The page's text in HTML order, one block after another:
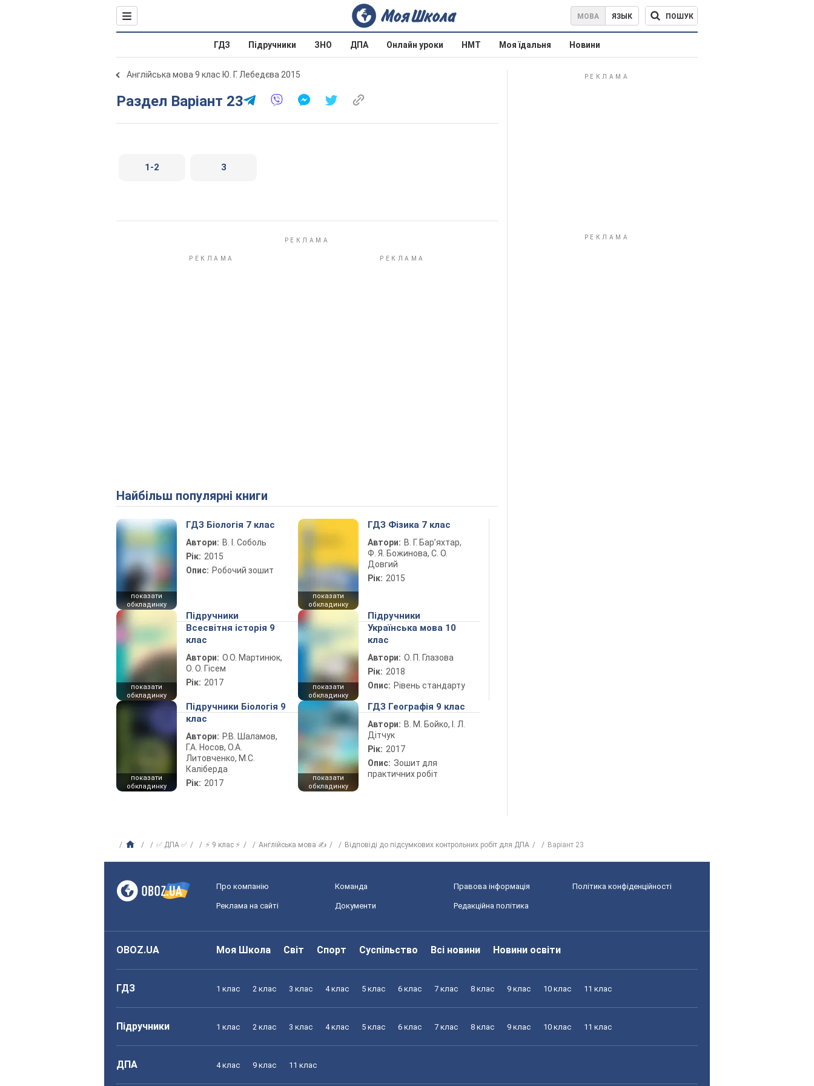
МОВА ЯЗЫК ПОШУК
ГДЗ Підручники ЗНО ДПА Онлайн уроки НМТ Моя їдальня Новини
Англійська мова 9 клас Ю. Г. Лебедєва 2015
Раздел Варіант 23
1-2 3
Найбільш популярні книги
показати
обкладинку
ГДЗ Біологія 7 клас
Автори: В. І. Соболь
Рік: 2015
Опис: Робочий зошит
показати
обкладинку
ГДЗ Фізика 7 клас
Автори: В. Г. Бар’яхтар,
Ф. Я. Божинова, С. О.
Довгий
Рік: 2015
показати
обкладинку
Підручники
Всесвітня історія 9
клас
Автори: О.О. Мартинюк,
О. О. Гісем
Рік: 2017
показати
обкладинку
Підручники
Українська мова 10
клас
Автори: О. П. Глазова
Рік: 2018
Опис: Рівень стандарту
показати
обкладинку
Підручники Біологія 9
клас
Автори: Р.В. Шаламов,
Г.А. Носов, О.А.
Литовченко, М.С.
Каліберда
Рік: 2017
показати
обкладинку
ГДЗ Географія 9 клас
Автори: В. М. Бойко, І. Л.
Дітчук
Рік: 2017
Опис: Зошит для
практичних робіт
✅ ДПА ✅ ⚡ 9 клас ⚡ Англійська мова ✍ Відповіді до підсумкових контрольних робіт для ДПА Варіант 23
Про компанію Команда Правова інформація Політика конфіденційності
Реклама на сайті Документи Редакційна політика
OBOZ.UA Моя Школа Світ Спорт Суспільство Всі новини Новини освіти
ГДЗ 1 клас 2 клас 3 клас 4 клас 5 клас 6 клас 7 клас 8 клас 9 клас 10 клас 11 клас
Підручники 1 клас 2 клас 3 клас 4 клас 5 клас 6 клас 7 клас 8 клас 9 клас 10 клас 11 клас
ДПА 4 клас 9 клас 11 клас